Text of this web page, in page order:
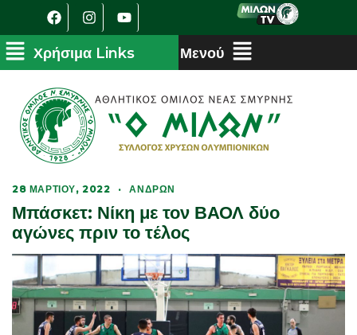
28 ΜΑΡΤΊΟΥ, 2022 · ΑΝΔΡΏΝ
Μπάσκετ: Νίκη με τον ΒΑΟΛ δύο
αγώνες πριν το τέλος